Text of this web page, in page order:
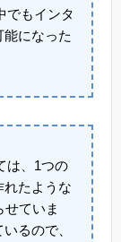
でもインタ
になった
は、1つの
たような
せていま
るので、